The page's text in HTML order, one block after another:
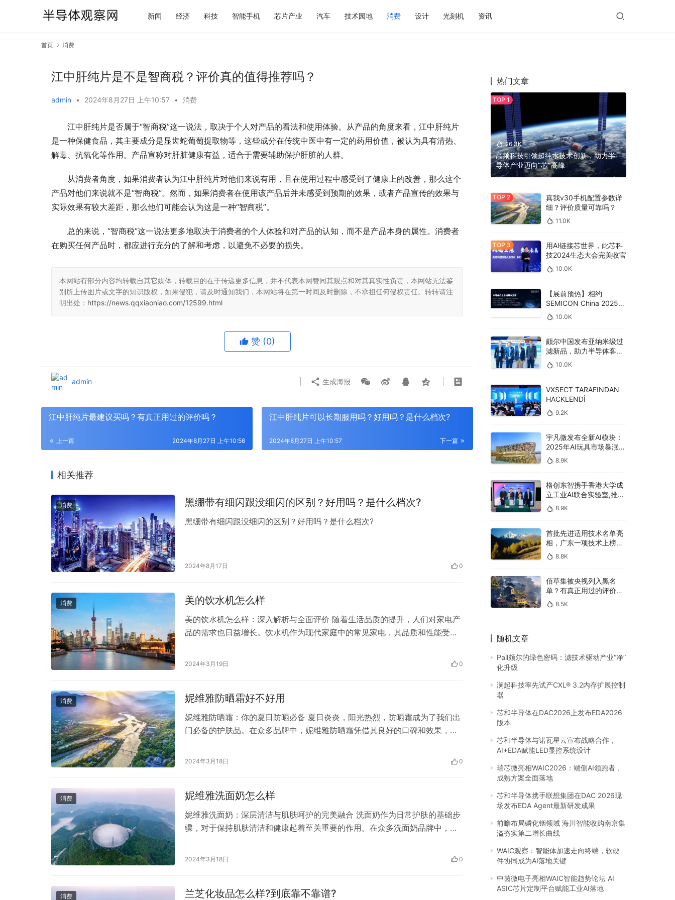
新闻 经济 科技 智能手机 芯片产业 汽车 技术园地 消费 设计 光刻机 资讯
首页 消费
江中肝纯片是不是智商税？评价真的值得推荐吗？
admin • 2024年8月27日 上午10:57 • 消费
江中肝纯片是否属于“智商税”这一说法，取决于个人对产品的看法和使用体验。从产品的角度来看，江中肝纯片
是一种保健食品，其主要成分是显齿蛇葡萄提取物等，这些成分在传统中医中有一定的药用价值，被认为具有清热、
解毒、抗氧化等作用。产品宣称对肝脏健康有益，适合于需要辅助保护肝脏的人群。
从消费者角度，如果消费者认为江中肝纯片对他们来说有用，且在使用过程中感受到了健康上的改善，那么这个
产品对他们来说就不是“智商税”。然而，如果消费者在使用该产品后并未感受到预期的效果，或者产品宣传的效果与
实际效果有较大差距，那么他们可能会认为这是一种“智商税”。
总的来说，“智商税”这一说法更多地取决于消费者的个人体验和对产品的认知，而不是产品本身的属性。消费者
在购买任何产品时，都应进行充分的了解和考虑，以避免不必要的损失。
本网站有部分内容均转载自其它媒体，转载目的在于传递更多信息，并不代表本网赞同其观点和对其真实性负责，本网站无法鉴
别所上传图片或文字的知识版权，如果侵犯，请及时通知我们，本网站将在第一时间及时删除，不承担任何侵权责任。转转请注
明出处： https://news.qqxiaoniao.com/12599.html
赞 (0)
admin 生成海报
江中肝纯片最建议买吗？有真正用过的评价吗？
上一篇 2024年8月27日 上午10:56
江中肝纯片可以长期服用吗？好用吗？是什么档次?
下一篇
2024年8月27日 上午10:57
相关推荐
消费 黑绷带有细闪跟没细闪的区别？好用吗？是什么档次?
黑绷带有细闪跟没细闪的区别？好用吗？是什么档次?
2024年8月17日 0
消费 美的饮水机怎么样
美的饮水机怎么样：深入解析与全面评价 随着生活品质的提升，人们对家电产
品的需求也日益增长。饮水机作为现代家庭中的常见家电，其品质和性能受到
场上有着很高的知名度和市场份额。那么，美的饮水机到底怎么样呢？本文将
2024年3月19日 0
消费 妮维雅防晒霜好不好用
妮维雅防晒霜：你的夏日防晒必备 夏日炎炎，阳光热烈，防晒霜成为了我们出
门必备的护肤品。在众多品牌中，妮维雅防晒霜凭借其良好的口碑和效果，成
源自德国的品牌，一直以来都致力于为消费者提供高品质的个人护理产品。其
2024年3月18日 0
消费 妮维雅洗面奶怎么样
妮维雅洗面奶：深层清洁与肌肤呵护的完美融合 洗面奶作为日常护肤的基础步
骤，对于保持肌肤清洁和健康起着至关重要的作用。在众多洗面奶品牌中，妮
究竟怎么样呢？本文将从多个角度对妮维雅洗面奶进行深入剖析。 一、妮维雅
2024年3月18日 0
消费 兰芝化妆品怎么样?到底靠不靠谱?
热门文章
26.3K
高频科技引领超纯水技术创新，助力半
导体产业迈向“芯”高峰
真我v30手机配置参数详
细？评价质量可靠吗？
11.0K
用AI链接芯世界，此芯科
技2024生态大会完美收官
10.0K
【展前预热】相约
SEMICON China 2025，
德克威尔总线解决方案革
新助力半导体设备高效升
10.0K
颇尔中国发布亚纳米级过
滤新品，助力半导体客户
良率提升
10.0K
VXSECT TARAFINDAN
HACKLENDİ
9.2K
宇凡微发布全新AI模块：
2025年AI玩具市场暴涨
400亿，90%传统厂商的
生死战即将打响
8.9K
格创东智携手香港大学成
立工业AI联合实验室,推进
AMHS智能物料搬运调度
系统研发
8.9K
首批先进适用技术名单亮
相，广东一项技术上榜，
有何独特之处？
8.8K
佰草集被央视列入黑名
单？有真正用过的评价
吗？8.5K
随机文章
Pall颇尔的绿色密码：滤技术驱动产业“净”
化升级
澜起科技率先试产CXL® 3.2内存扩展控制
器
芯和半导体在DAC2026上发布EDA2026
版本
芯和半导体与诺瓦星云宣布战略合作，
AI+EDA赋能LED显控系统设计
瑞芯微亮相WAIC2026：端侧AI领跑者，
成熟方案全面落地
芯和半导体携手联想集团在DAC 2026现
场发布EDA Agent最新研发成果
前瞻布局磷化铟领域 海川智能收购南京集
溢夯实第二增长曲线
WAIC观察：智能体加速走向终端，软硬
件协同成为AI落地关键
中茵微电子亮相WAIC智能趋势论坛 AI
ASIC芯片定制平台赋能工业AI落地